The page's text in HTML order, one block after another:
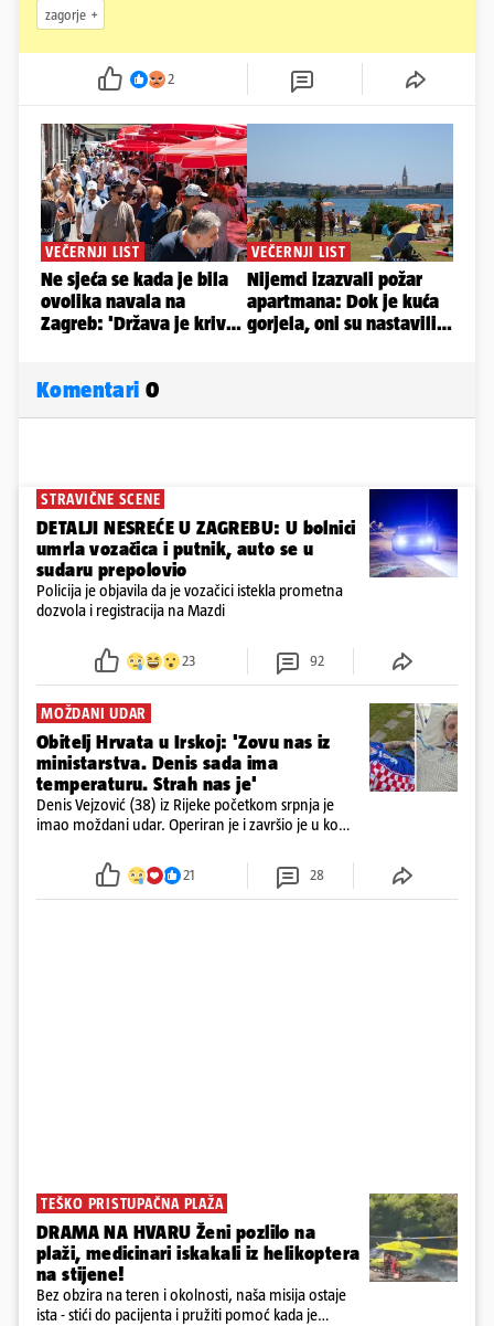
zagorje
2
Komentari 0
STRAVIČNE SCENE
DETALJI NESREĆE U ZAGREBU: U bolnici
umrla vozačica i putnik, auto se u
sudaru prepolovio
Policija je objavila da je vozačici istekla prometna
dozvola i registracija na Mazdi
23 92
MOŽDANI UDAR
Obitelj Hrvata u Irskoj: 'Zovu nas iz
ministarstva. Denis sada ima
temperaturu. Strah nas je'
Denis Vejzović (38) iz Rijeke početkom srpnja je
imao moždani udar. Operiran je i završio je u komi.
tamošnji liječnici ne vjeruju u oporavak: 'Imamo
21 28
TEŠKO PRISTUPAČNA PLAŽA
DRAMA NA HVARU Ženi pozlilo na
plaži, medicinari iskakali iz helikoptera
na stijene!
Bez obzira na teren i okolnosti, naša misija ostaje
ista - stići do pacijenta i pružiti pomoć kada je